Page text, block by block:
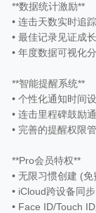
**数据统计激励**
• 连击天数实时追踪
• 最佳记录见证成长
• 年度数据可视化
**智能提醒系统**
• 个性化通知时间
• 连击里程碑鼓励
• 完善的提醒权限
**Pro会员特权**
• 无限习惯创建 (
• iCloud跨设备同步
• Face ID/Touch